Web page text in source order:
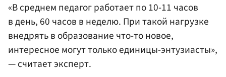
«В среднем педагог работает по 10-11 часов
в день, 60 часов в неделю. При такой нагрузке
внедрять в образование что-то новое,
интересное могут только единицы-энтузиасты»,
— считает эксперт.